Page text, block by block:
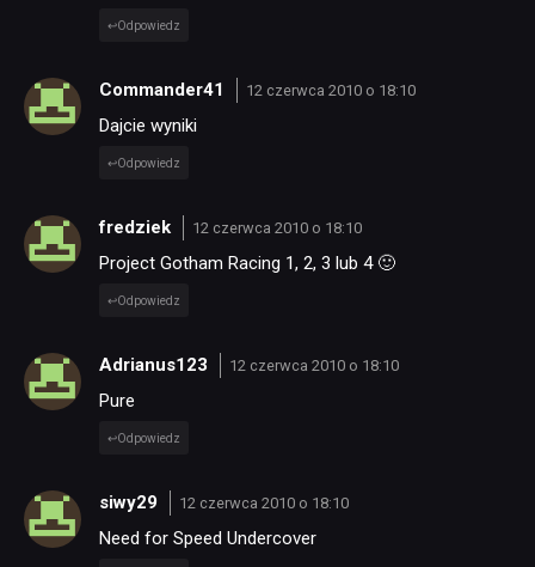
Odpowiedz
Commander41 12 czerwca 2010 o 18:10
Dajcie wyniki
Odpowiedz
fredziek 12 czerwca 2010 o 18:10
Project Gotham Racing 1, 2, 3 lub 4 🙂
Odpowiedz
Adrianus123 12 czerwca 2010 o 18:10
Pure
Odpowiedz
siwy29 12 czerwca 2010 o 18:10
Need for Speed Undercover